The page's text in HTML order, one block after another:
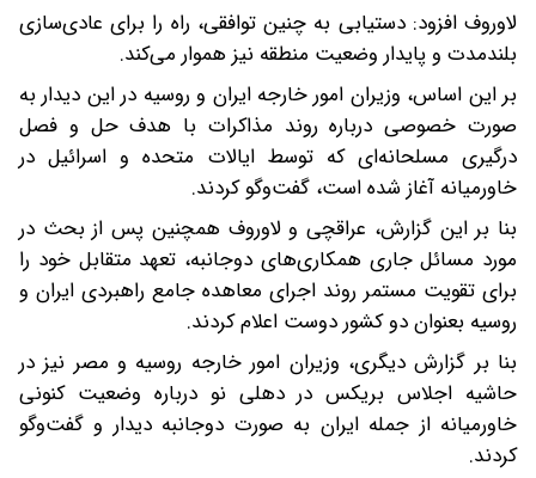
لاوروف افزود: دستیابی به چنین توافقی، راه را برای عادی‌سازی
بلندمدت و پایدار وضعیت منطقه نیز هموار می‌کند.
بر این اساس، وزیران امور خارجه ایران و روسیه در این دیدار به
صورت خصوصی درباره روند مذاکرات با هدف حل و فصل
درگیری مسلحانه‌ای که توسط ایالات متحده و اسرائیل در
خاورمیانه آغاز شده است، گفت‌وگو کردند.
بنا بر این گزارش، عراقچی و لاوروف همچنین پس از بحث در
مورد مسائل جاری همکاری‌های دوجانبه، تعهد متقابل خود را
برای تقویت مستمر روند اجرای معاهده جامع راهبردی ایران و
روسیه بعنوان دو کشور دوست اعلام کردند.
بنا بر گزارش دیگری، وزیران امور خارجه روسیه و مصر نیز در
حاشیه اجلاس بریکس در دهلی نو درباره وضعیت کنونی
خاورمیانه از جمله ایران به صورت دوجانبه دیدار و گفت‌وگو
کردند.